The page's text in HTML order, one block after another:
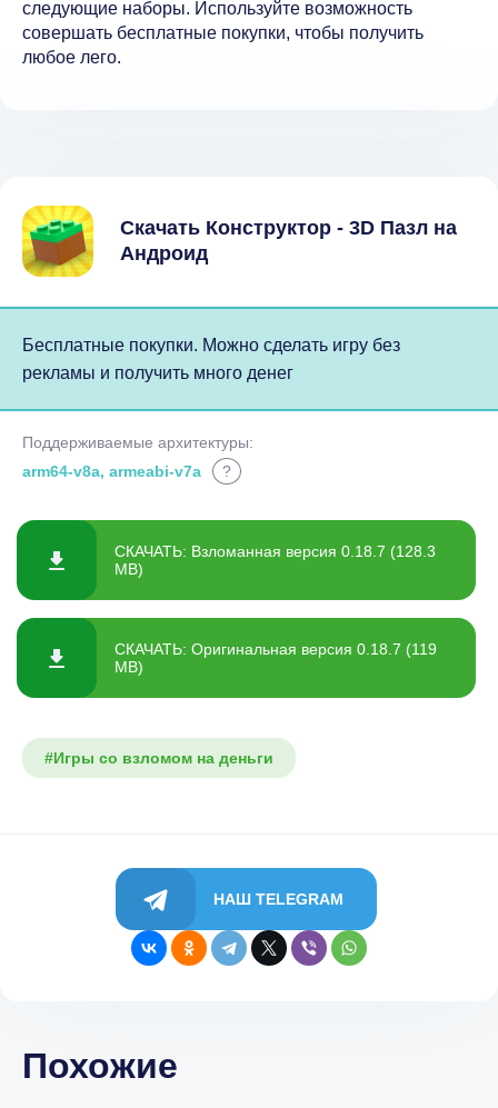
следующие наборы. Используйте возможность
совершать бесплатные покупки, чтобы получить
любое лего.
Скачать Конструктор - 3D Пазл на
Андроид
Бесплатные покупки. Можно сделать игру без
рекламы и получить много денег
Поддерживаемые архитектуры:
arm64-v8a, armeabi-v7a
?
СКАЧАТЬ: Взломанная версия 0.18.7 (128.3
MB)
СКАЧАТЬ: Оригинальная версия 0.18.7 (119
MB)
#Игры со взломом на деньги
НАШ TELEGRAM
Похожие